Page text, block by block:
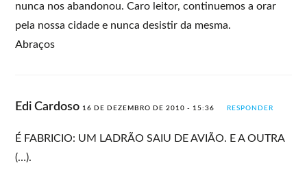
nunca nos abandonou. Caro leitor, continuemos a orar
pela nossa cidade e nunca desistir da mesma.
Abraços
Edi Cardoso 16 DE DEZEMBRO DE 2010 - 15:36 RESPONDER
É FABRICIO: UM LADRÃO SAIU DE AVIÃO. E A OUTRA
(…).